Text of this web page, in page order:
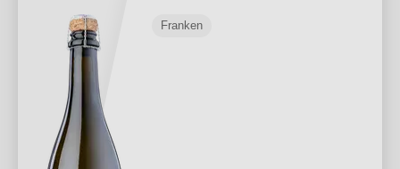
Franken